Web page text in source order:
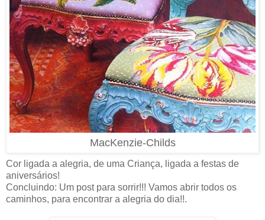
MacKenzie-Childs
Cor ligada a alegria, de uma Criança, ligada a festas de
aniversários!
Concluindo: Um post para sorrir!!! Vamos abrir todos os
caminhos, para encontrar a alegria do dia!!.